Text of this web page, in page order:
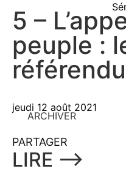
5 –
peuple :
jeudi 12 août 2021
ARCHIVER
PARTAGER
LIRE ⟶